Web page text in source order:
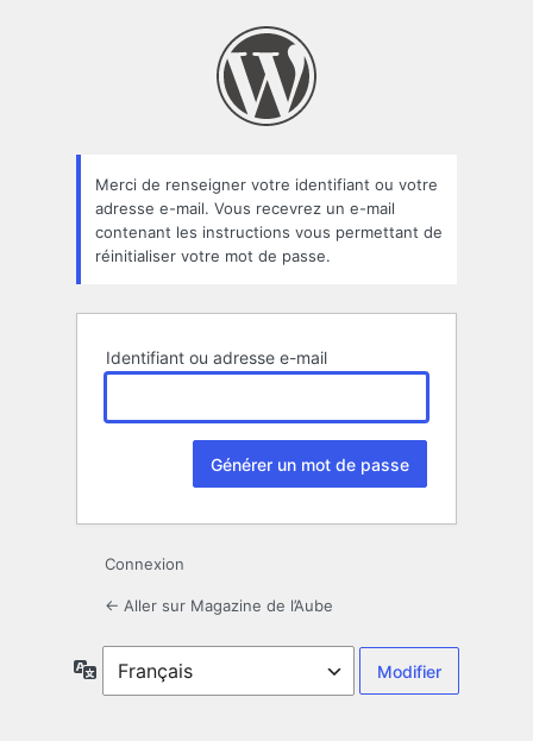
oublié
Merci de renseigner votre identifiant ou votre
adresse e-mail. Vous recevrez un e-mail
contenant les instructions vous permettant de
réinitialiser votre mot de passe.
Identifiant ou adresse e-mail
Connexion
← Aller sur Magazine de l’Aube
Langue